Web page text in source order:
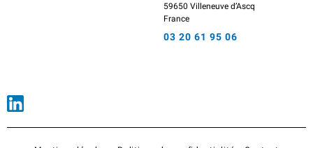
59650 Villeneuve d’Ascq
France
03 20 61 95 06